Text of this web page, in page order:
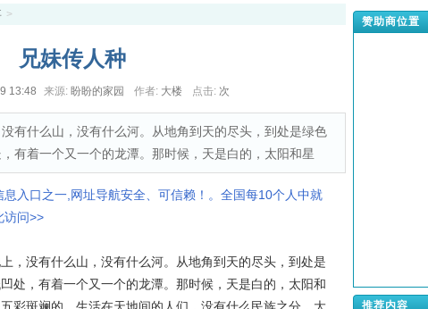
>
兄妹传人种
13:48 来源: 盼盼的家园 作者: 大楼 点击: 次
有什么山，没有什么河。从地角到天的尽头，到处是绿色
有着一个又一个的龙潭。那时候，天是白的，太阳和星
入口之一,网址导航安全、可信赖！。全国每10个人中就
问>>
没有什么山，没有什么河。从地角到天的尽头，到处是
处，有着一个又一个的龙潭。那时候，天是白的，太阳和
赞助商位置
推荐内容